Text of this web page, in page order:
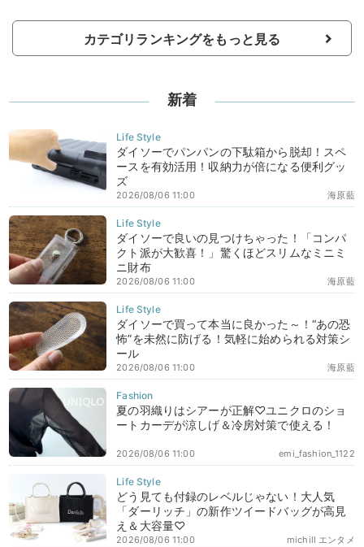
カテゴリランキングをもっと見る
新着
ダイソーでパンパンの下駄箱から脱却！スペ
ースを有効活用！収納力が倍になる便利グッ
ズ
海原藍
2026/08/06 11:00
ダイソーで良いの見つけちゃった！「コンパ
クト派が大歓喜！」驚くほどスリムなミニミ
ニ財布
海原藍
2026/08/06 11:00
ダイソーで買って本当に良かった～！“あの恐
怖”を未然に防げる！気軽に始められる対策シ
ール
海原藍
2026/08/06 11:00
夏の羽織りはシアーが正解♡ユニクロのショ
ートカーデが涼しげ＆冷房対策で使える！
emi_fashion_1122
2026/08/06 11:00
どう見ても付録のレベルじゃない！大人気
「ダーリッチ」の新作ツイードバッグが高見
え＆大容量♡
michill エンタメ
2026/08/06 11:00